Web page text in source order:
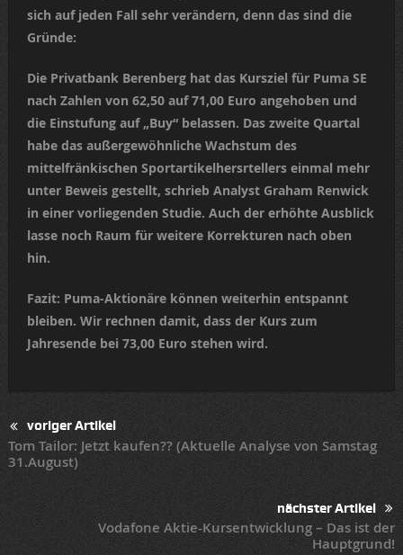
sich auf jeden Fall sehr verändern, denn das sind die
Gründe:
Die Privatbank Berenberg hat das Kursziel für Puma SE
nach Zahlen von 62,50 auf 71,00 Euro angehoben und
die Einstufung auf „Buy“ belassen. Das zweite Quartal
habe das außergewöhnliche Wachstum des
mittelfränkischen Sportartikelhersrtellers einmal mehr
unter Beweis gestellt, schrieb Analyst Graham Renwick
in einer vorliegenden Studie. Auch der erhöhte Ausblick
lasse noch Raum für weitere Korrekturen nach oben
hin.
Fazit: Puma-Aktionäre können weiterhin entspannt
bleiben. Wir rechnen damit, dass der Kurs zum
Jahresende bei 73,00 Euro stehen wird.
voriger Artikel
Tom Tailor: Jetzt kaufen?? (Aktuelle Analyse von Samstag
31.August)
nächster Artikel
Vodafone Aktie-Kursentwicklung – Das ist der
Hauptgrund!